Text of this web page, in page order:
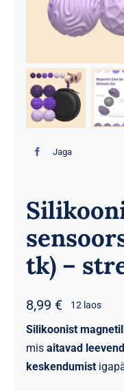
Jaga
tk) –
8,99 € 12 laos
Silikoonist
mis aitavad
keskendumist